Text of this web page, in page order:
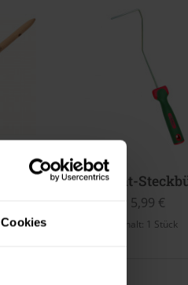
Format-
5,99 €
Inhalt: 1 Stück